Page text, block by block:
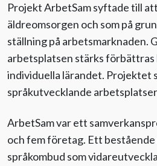
Projekt ArbetSam syftade till
äldreomsorgen och som på
ställning på arbetsmarknaden.
arbetsplatsen stärks förbättras
individuella lärandet. Projektet
språkutvecklande
ArbetSam var ett
och fem företag. Ett
språkombud som